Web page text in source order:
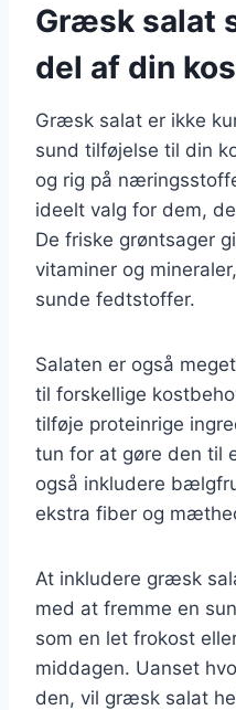
Græsk salat
del af din
Græsk salat er ikke
sund tilføjelse til din
og rig på
ideelt valg for dem,
De friske grøntsager
vitaminer og
sunde fedtstoffer.
Salaten er også
til forskellige
tilføje proteinrige
tun for at gøre den til
også inkludere
ekstra fiber og
At inkludere græsk
med at fremme en
som en let frokost
middagen. Uanset
den, vil græsk salat